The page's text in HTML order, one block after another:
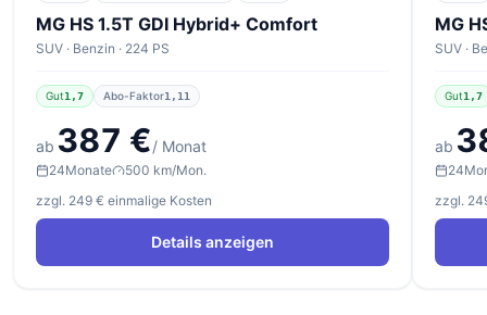
MG HS 1.5T GDI Hybrid+ Comfort
SUV · Benzin · 224 PS
Gut1,7 Abo-Faktor1,11
ab 387 €/ Monat
24Monate
500 km/Mon.
zzgl. 249 € einmalige Kosten
Details anzeigen
MG
SUV ·
Gut1,7
ab
24
zzgl.